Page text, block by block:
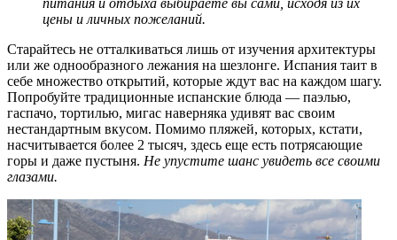
питания и отдыха выбираете вы сами, исходя из их
цены и личных пожеланий.
Старайтесь не отталкиваться лишь от изучения архитектуры
или же однообразного лежания на шезлонге. Испания таит в
себе множество открытий, которые ждут вас на каждом шагу.
Попробуйте традиционные испанские блюда — паэлью,
гаспачо, тортилью, мигас наверняка удивят вас своим
нестандартным вкусом. Помимо пляжей, которых, кстати,
насчитывается более 2 тысяч, здесь еще есть потрясающие
горы и даже пустыня. Не упустите шанс увидеть все своими
глазами.